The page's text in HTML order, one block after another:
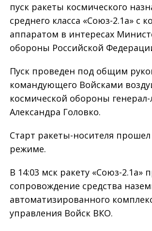
пуск ракеты космического
среднего класса «Союз-2.1а» с
аппаратом в интересах
обороны Российской
Пуск проведен под общим
командующего Войсками
космической обороны
Александра Головко.
Старт ракеты-носителя
режиме.
В 14:03 мск ракету «Союз-2.1а»
сопровождение средства
автоматизированного
управления Войск ВКО.